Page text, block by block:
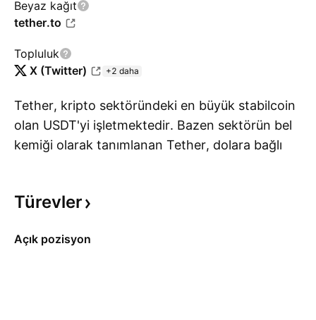
Beyaz kağıt
tether.to
Topluluk
X (Twitter)
+2 daha
Tether, kripto sektöründeki en büyük stabilcoin
olan USDT'yi işletmektedir. Bazen sektörün bel
kemiği olarak tanımlanan Tether, dolara bağlı
rakibi, son zamanlarda piyasa değerine göre
Ancak şimdilik USDT, stabilcoin alanında hala
Türevler
Açık pozisyon